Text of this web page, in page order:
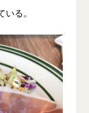
る。